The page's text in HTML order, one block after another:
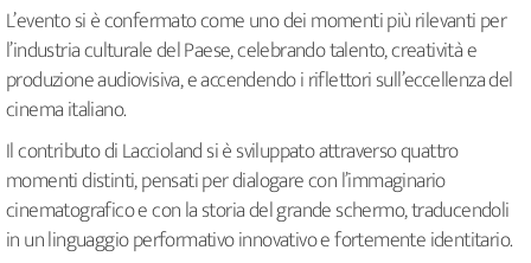
L’evento si è confermato come uno dei momenti più rilevanti per
l’industria culturale del Paese, celebrando talento, creatività e
produzione audiovisiva, e accendendo i riflettori sull’eccellenza del
cinema italiano.
Il contributo di Laccioland si è sviluppato attraverso quattro
momenti distinti, pensati per dialogare con l’immaginario
cinematografico e con la storia del grande schermo, traducendoli
in un linguaggio performativo innovativo e fortemente identitario.